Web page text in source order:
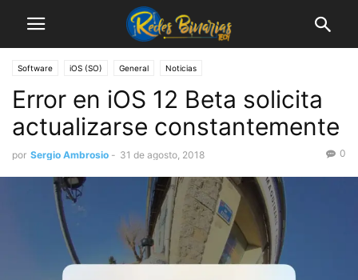
Software iOS (SO) General Noticias
Error en iOS 12 Beta solicita
actualizarse constantemente
por Sergio Ambrosio - 31 de agosto, 2018 0